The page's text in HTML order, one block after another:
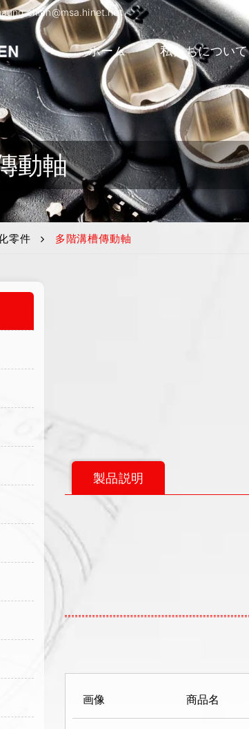
ホーム 私たちについて
動軸
零件 多階溝槽傳動軸
製品説明
画像 商品名